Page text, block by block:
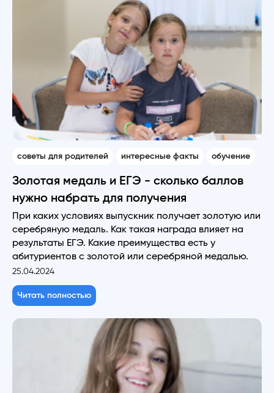
советы для родителей интересные факты обучение
Золотая медаль и ЕГЭ - сколько баллов
нужно набрать для получения
При каких условиях выпускник получает золотую или
серебряную медаль. Как такая награда влияет на
результаты ЕГЭ. Какие преимущества есть у
абитуриентов с золотой или серебряной медалью.
25.04.2024
Читать полностью